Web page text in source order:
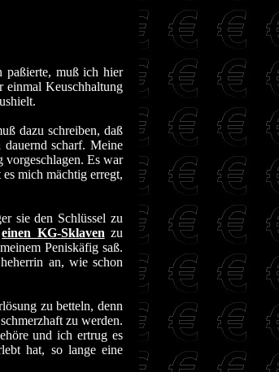
paßierte, muß ich hier
einmal Keuschhaltung
dazu schreiben, daß
scharf. Meine
vorgeschlagen. Es war
mich mächtig erregt,
sie den Schlüssel zu
einen KG-Sklaven zu
Peniskäfig saß.
an, wie schon
zu betteln, denn
zu werden.
und ich ertrug es
hat, so lange eine